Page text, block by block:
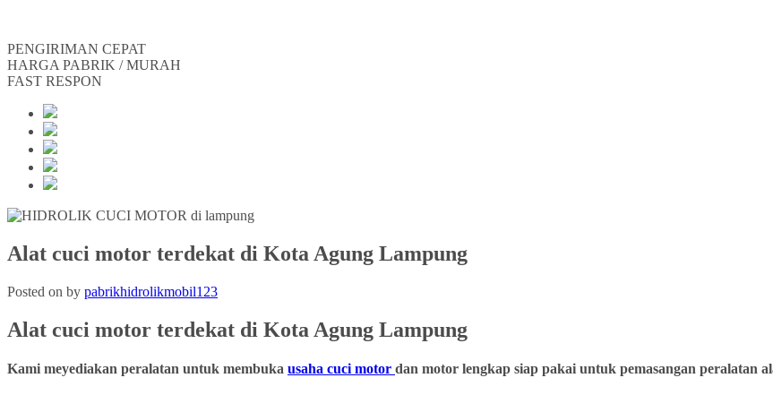
PENGIRIMAN CEPAT
HARGA PABRIK / MURAH
FAST RESPON
Alat cuci motor terdekat di Kota Agung Lampung
Posted on by pabrikhidrolikmobil123
Alat cuci motor terdekat di Kota Agung Lampung
Kami meyediakan peralatan untuk membuka usaha cuci motor dan motor lengkap siap pakai untuk pemasangan peralatan